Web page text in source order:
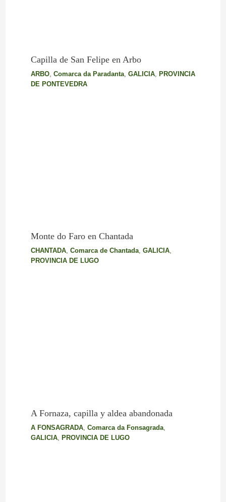
Capilla de San Felipe en Arbo
ARBO, Comarca da Paradanta, GALICIA,
PROVINCIA
DE PONTEVEDRA
Monte do Faro en Chantada
CHANTADA, Comarca de Chantada, GALICIA,
PROVINCIA DE LUGO
A Fornaza, capilla y aldea abandonada
A FONSAGRADA, Comarca da Fonsagrada,
GALICIA, PROVINCIA DE LUGO